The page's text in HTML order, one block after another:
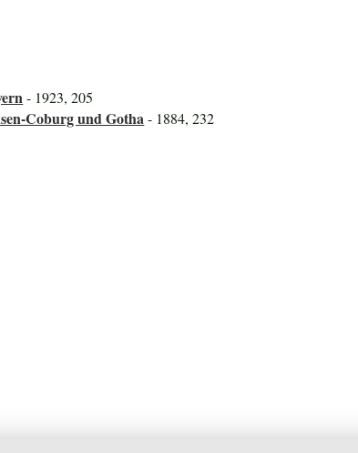
- 1923, 205
Coburg und Gotha- 1884, 232